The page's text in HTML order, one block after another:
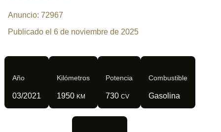
Anuncio: 72967
Publicado el 6 de noviembre de 2025
Año
03/2021
Kilómetros
1950 KM
Potencia
730 CV
Combustible
Gasolina